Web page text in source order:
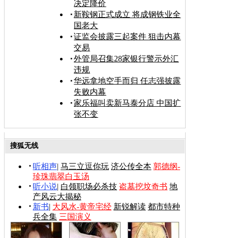
决定降价
新鞍钢正式成立 将成钢铁业全
国老大
证监会披露三起案件 狙击内幕
交易
外管局召集28家银行警示外汇
违规
华远拿地空手而归 任志强披露
失败内幕
家乐福叫卖新马泰分店 中国扩
张不变
搜狐无线
听相声| 马三立逗你玩 济公传全本 郭德纲-
珍珠翡翠白玉汤
听小说| 白领职场必杀技 盗墓挖坟奇书 地
产风云大揭秘
新书| 大风水-黄帝宅经 新锐解读 都市特种
兵全集 三国演义